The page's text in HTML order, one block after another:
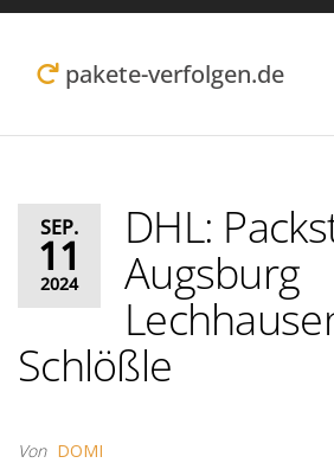
Zum
Inhalt pakete-verfolgen.de
SEP.
11
2024
DHL:
Augsburg
Schlößle
Von DOMI